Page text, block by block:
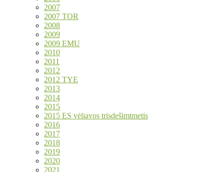
2007
2007 TOR
2008
2009
2009 EMU
2010
2011
2012
2012 TYE
2013
2014
2015
2015 ES vėliavos trisdešimtmetis
2016
2017
2018
2019
2020
2021